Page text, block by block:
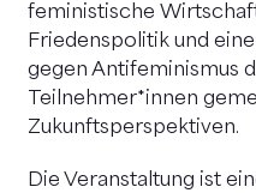
feministische
Friedenspolitik und
gegen Antifeminismus
Teilnehmer*innen
Zukunftsperspektiven.
Die Veranstaltung ist